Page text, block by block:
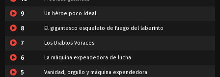
9 Un héroe poco ideal
8 El gigantesco esqueleto de fuego del laberinto
7 Los Diablos Voraces
6 La máquina expendedora de lucha
5 Vanidad, orgullo y máquina expendedora